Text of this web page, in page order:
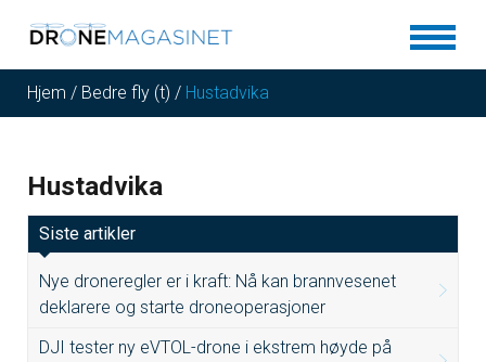
Hjem / Bedre fly (t) / Hustadvika
Hustadvika
Siste artikler
Nye droneregler er i kraft: Nå kan brannvesenet
deklarere og starte droneoperasjoner
DJI tester ny eVTOL-drone i ekstrem høyde på